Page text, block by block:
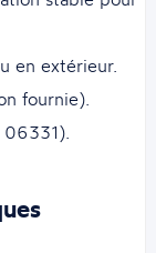
en extérieur.
fournie).